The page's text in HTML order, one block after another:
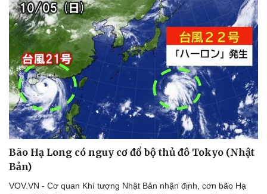
Doanh nghiệp
Thông tin doanh nghiệp
Doanh nghiệp 24h
Doanh nhân
Vì cộng đồng
Công nghệ
Sành điệu
Tin Công nghệ
Trải nghiệm
Chuyển đổi số
Bão Hạ Long có nguy cơ đổ bộ thủ đô Tokyo (Nhật
Bản)
VOV.VN - Cơ quan Khí tượng Nhật Bản nhận định, cơn bão Hạ